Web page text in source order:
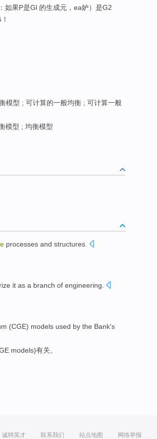
如果P是Gl 的生成元，ea妒）是G2
模型 ; 可计算的一般均衡 ; 可计算一般
模型 ; 均衡模型
processes and structures
it as a branch of engineering
(CGE) models used by the Bank's
models)有关。
诚聘英才 联系我们 站点地图 网络举报